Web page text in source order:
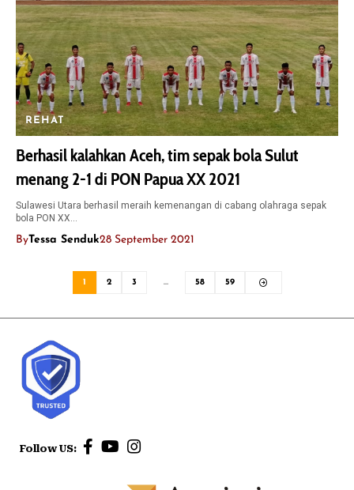
REHAT
Berhasil kalahkan Aceh, tim sepak bola Sulut
menang 2-1 di PON Papua XX 2021
Sulawesi Utara berhasil meraih kemenangan di cabang olahraga sepak
bola PON XX…
ByTessa Senduk28 September 2021
1 2 3 … 58 59
Follow US: